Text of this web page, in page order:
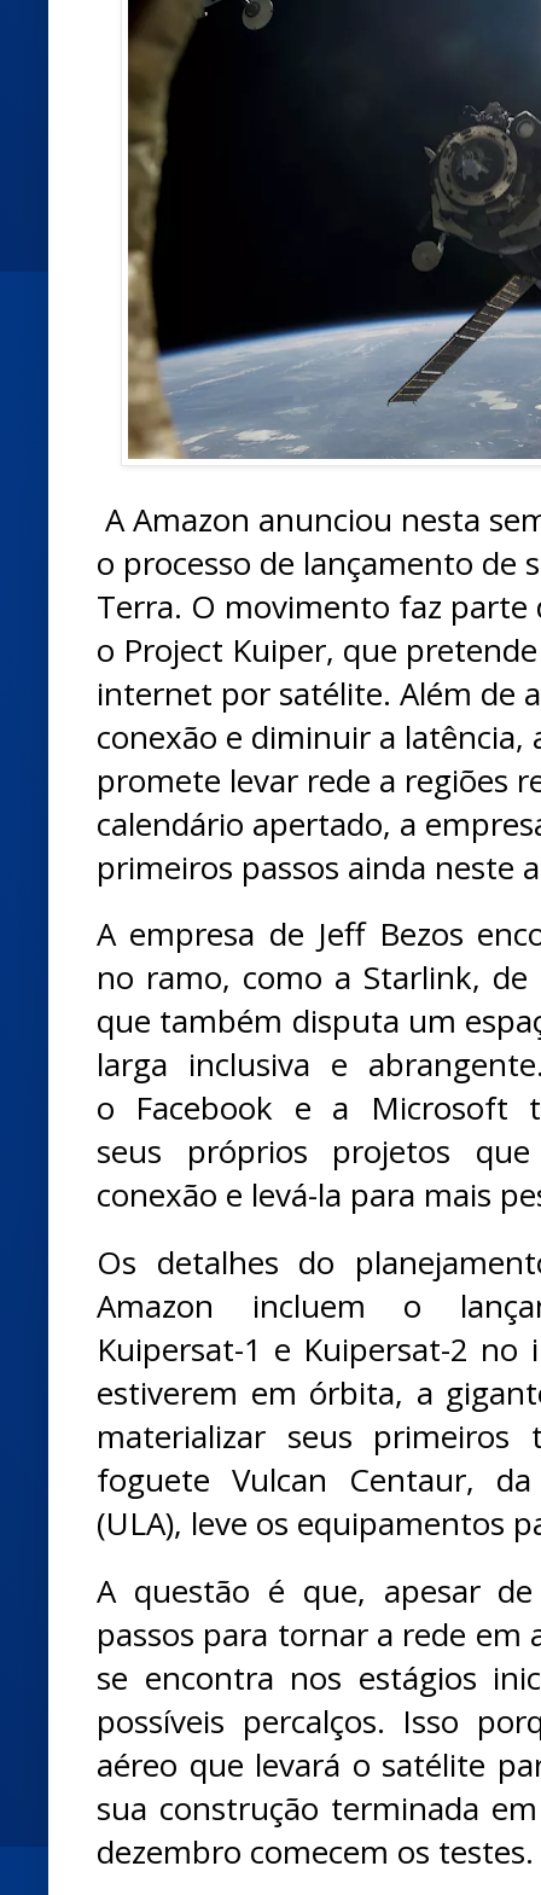
AAmazon anunciou nesta
o processo de lançamento de
Terra. O movimento faz
o Project Kuiper, que
internet por satélite. Além de
conexão e diminuir a latência,
promete levar rede a regiões
calendário apertado, a
primeiros passos ainda neste
A empresa de Jeff Bezos
no ramo, como a Starlink, de
que também disputa um
larga inclusiva e
o Facebook e a Microsoft
seus próprios projetos
conexão e levá-la para mais
Os detalhes do
Amazon incluem o
Kuipersat-1 e Kuipersat-2 no
estiverem em órbita, a
materializar seus
foguete Vulcan Centaur,
(ULA), leve os equipamentos
A questão é que, apesar
passos para tornar a rede em
se encontra nos estágios
possíveis percalços. Isso
aéreo que levará o satélite
sua construção terminada
dezembro comecem os testes.